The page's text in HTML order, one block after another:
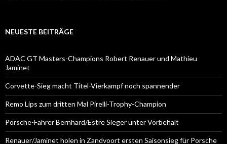
NEUESTE BEITRÄGE
ADAC GT Masters-Champions Robert Renauer und Mathieu
Jaminet
Corvette-Sieg macht Titel-Vierkampf noch spannender
Remo Lips zum dritten Mal Pirelli-Trophy-Champion
Porsche-Fahrer Bernhard/Estre Sieger unter Vorbehalt
Renauer/Jaminet holen in Zandvoort ersten Saisonsieg für Porsche